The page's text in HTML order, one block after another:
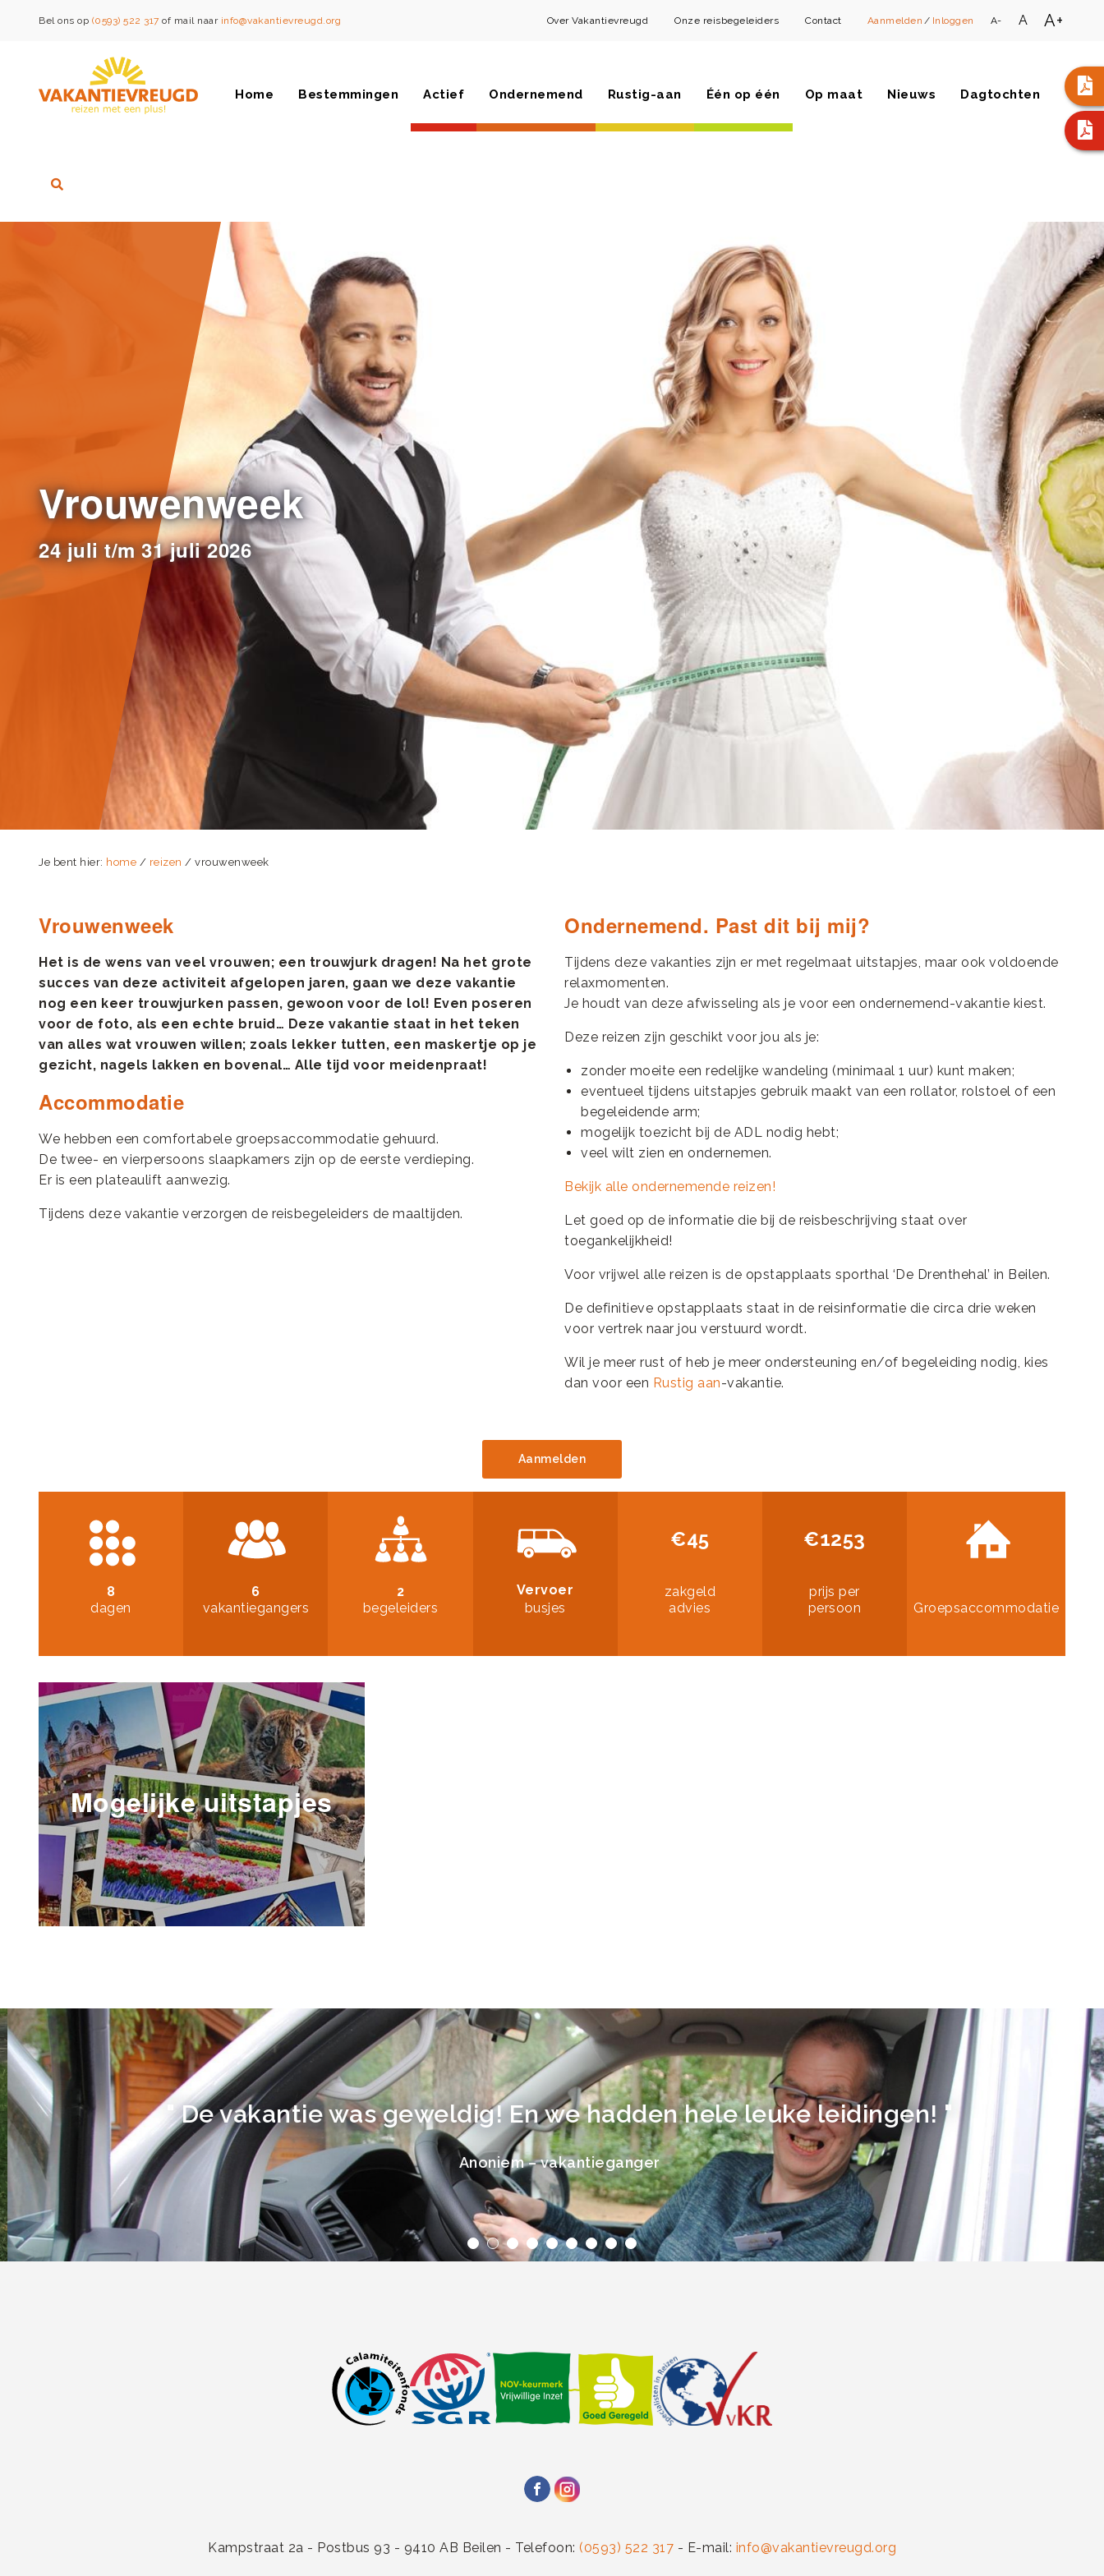
Bel ons op (0593) 522 317 of mail naar info@vakantievreugd.org Over Vakantievreugd Onze reisbegeleiders Contact Aanmelden / Inloggen A- A A+
Home Bestemmingen Actief Ondernemend Rustig-aan Één op één Op maat Nieuws Dagtochten
Vrouwenweek
24 juli t/m 31 juli 2026
Je bent hier: home / reizen / vrouwenweek
Vrouwenweek
Het is de wens van veel vrouwen; een trouwjurk dragen! Na het grote
succes van deze activiteit afgelopen jaren, gaan we deze vakantie
nog een keer trouwjurken passen, gewoon voor de lol! Even poseren
voor de foto, als een echte bruid… Deze vakantie staat in het teken
van alles wat vrouwen willen; zoals lekker tutten, een maskertje op je
gezicht, nagels lakken en bovenal… Alle tijd voor meidenpraat!
Accommodatie
We hebben een comfortabele groepsaccommodatie gehuurd.
De twee- en vierpersoons slaapkamers zijn op de eerste verdieping.
Er is een plateaulift aanwezig.
Tijdens deze vakantie verzorgen de reisbegeleiders de maaltijden.
Ondernemend. Past dit bij mij?
Tijdens deze vakanties zijn er met regelmaat uitstapjes, maar ook voldoende
relaxmomenten.
Je houdt van deze afwisseling als je voor een ondernemend-vakantie kiest.
Deze reizen zijn geschikt voor jou als je:
zonder moeite een redelijke wandeling (minimaal 1 uur) kunt maken;
eventueel tijdens uitstapjes gebruik maakt van een rollator, rolstoel of een
begeleidende arm;
mogelijk toezicht bij de ADL nodig hebt;
veel wilt zien en ondernemen.
Bekijk alle ondernemende reizen!
Let goed op de informatie die bij de reisbeschrijving staat over
toegankelijkheid!
Voor vrijwel alle reizen is de opstapplaats sporthal ‘De Drenthehal’ in Beilen.
De definitieve opstapplaats staat in de reisinformatie die circa drie weken
voor vertrek naar jou verstuurd wordt.
Wil je meer rust of heb je meer ondersteuning en/of begeleiding nodig, kies
dan voor een Rustig aan-vakantie.
Aanmelden
8
dagen
6
vakantiegangers
2
begeleiders
Vervoer
busjes
€45
zakgeld
advies
€1253
prijs per
persoon
Groepsaccommodatie
Mogelijke uitstapjes
" De vakantie was geweldig! En we hadden hele leuke leidingen! "
Anoniem – vakantieganger
Kampstraat 2a - Postbus 93 - 9410 AB Beilen - Telefoon: (0593) 522 317 - E-mail: info@vakantievreugd.org